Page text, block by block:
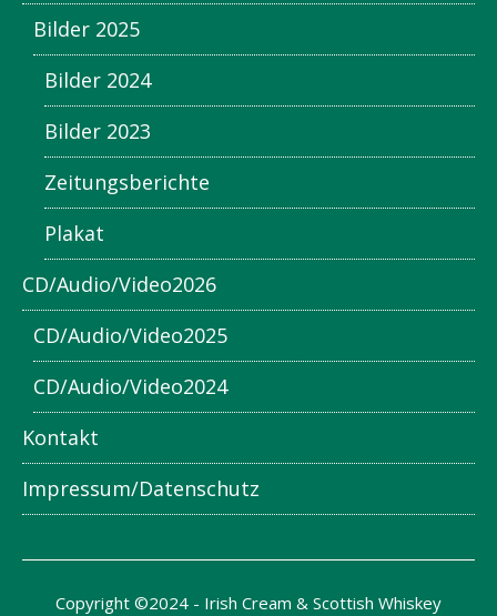
Bilder 2025
Bilder 2024
Bilder 2023
Zeitungsberichte
Plakat
CD/Audio/Video2026
CD/Audio/Video2025
CD/Audio/Video2024
Kontakt
Impressum/Datenschutz
Copyright ©2024 - Irish Cream & Scottish Whiskey